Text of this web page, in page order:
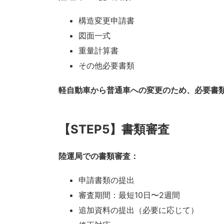
構造変更申請書
図面一式
重量計算書
その他必要書類
軽自動車から普通車への変更のため、必要書
【STEP5】書類審査
陸運局での書類審査：
申請書類の提出
審査期間：最短10日〜2週間
追加資料の提出（必要に応じて）